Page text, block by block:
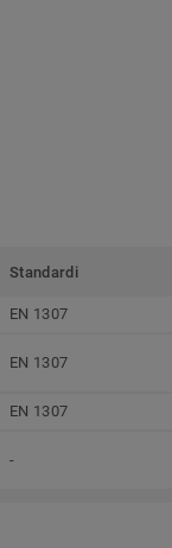
Standardi
EN 1307
EN 1307
EN 1307
-